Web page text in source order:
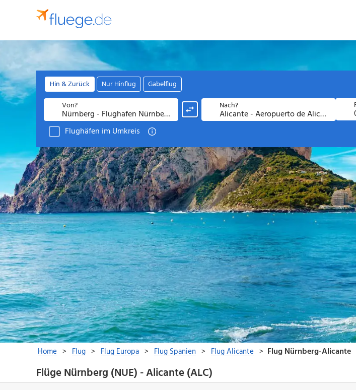
Flüge Nürnberg (NUE) - Alicante (ALC)